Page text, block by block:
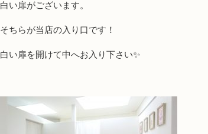
白い扉がございます。
そちらが当店の入り口です！
白い扉を開けて中へお入り下さい✨